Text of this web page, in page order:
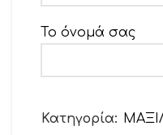
Το όνομά σας
Κατηγορία: